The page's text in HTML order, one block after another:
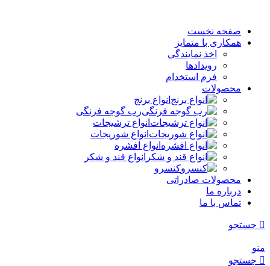
صفحه نخست
همکاری با متمایز
اخذ نمایندگی
رویدادها
فرم استخدام
محصولات
انواع برنج
رب گوجه فرنگی
انواع ترشیجات
انواع شوریجات
انواع افشره
انواع قند و شکر
کنسرو
محصولات صادراتی
درباره ما
تماس با ما
جستجو
منو
جستجو